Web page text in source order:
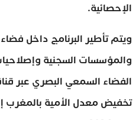
الإحصائية.
ويتم تأطير البرنامج داخل
والمؤسسات السجنية
الفضاء السمعي البصري عبر